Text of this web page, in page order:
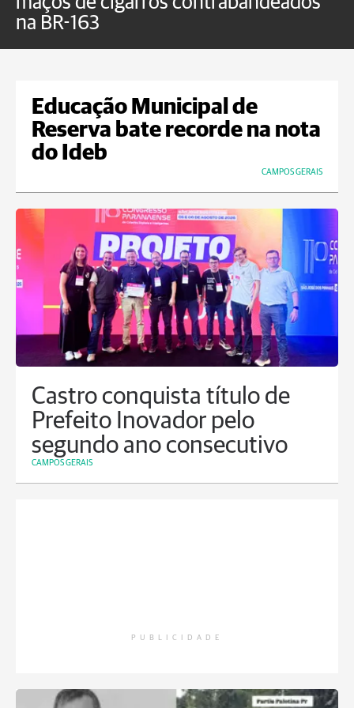
na BR-163
Educação Municipal de
Reserva bate recorde na nota
do Ideb
CAMPOS GERAIS
Castro conquista título de
Prefeito Inovador pelo
segundo ano consecutivo
CAMPOS GERAIS
PUBLICIDADE